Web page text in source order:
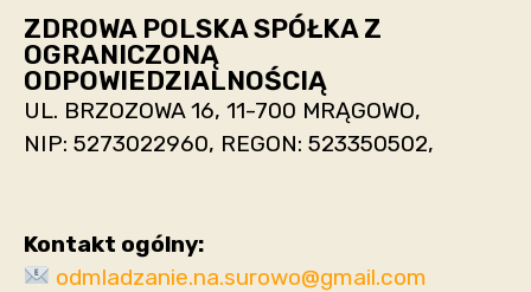
ZDROWA POLSKA SPÓŁKA Z
OGRANICZONĄ
ODPOWIEDZIALNOŚCIĄ
UL. BRZOZOWA 16, 11-700 MRĄGOWO,
NIP: 5273022960, REGON: 523350502,
Kontakt ogólny:
odmladzanie.na.surowo@gmail.com